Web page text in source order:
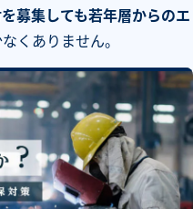
募集しても若年層からのエ
くありません。